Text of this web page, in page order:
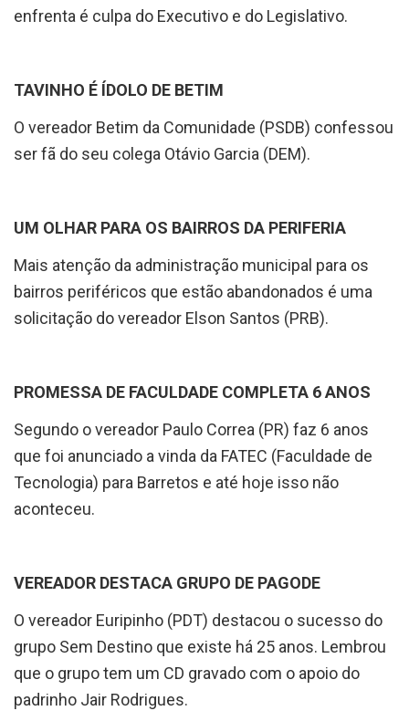
enfrenta é culpa do Executivo e do Legislativo.
TAVINHO É ÍDOLO DE BETIM
O vereador Betim da Comunidade (PSDB) confessou
ser fã do seu colega Otávio Garcia (DEM).
UM OLHAR PARA OS BAIRROS DA PERIFERIA
Mais atenção da administração municipal para os
bairros periféricos que estão abandonados é uma
solicitação do vereador Elson Santos (PRB).
PROMESSA DE FACULDADE COMPLETA 6 ANOS
Segundo o vereador Paulo Correa (PR) faz 6 anos
que foi anunciado a vinda da FATEC (Faculdade de
Tecnologia) para Barretos e até hoje isso não
aconteceu.
VEREADOR DESTACA GRUPO DE PAGODE
O vereador Euripinho (PDT) destacou o sucesso do
grupo Sem Destino que existe há 25 anos. Lembrou
que o grupo tem um CD gravado com o apoio do
padrinho Jair Rodrigues.